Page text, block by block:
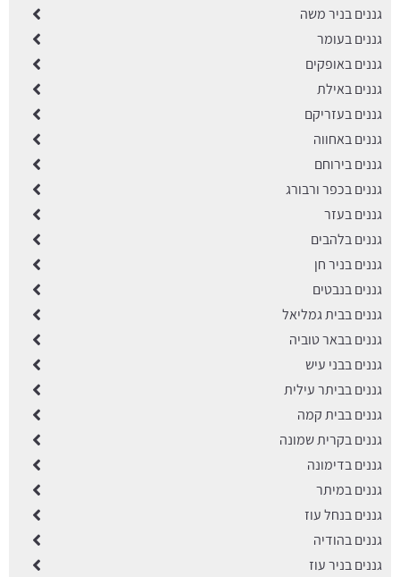
גננים בניר משה
גננים בעומר
גננים באופקים
גננים באילת
גננים בעזריקם
גננים באחווה
גננים בירוחם
גננים בכפר ורבורג
גננים בעזר
גננים בלהבים
גננים בניר חן
גננים בנבטים
גננים בבית גמליאל
גננים בבאר טוביה
גננים בבני עיש
גננים בביתר עילית
גננים בבית קמה
גננים בקרית שמונה
גננים בדימונה
גננים במיתר
גננים בנחל עוז
גננים בהודיה
גננים בניר עוז